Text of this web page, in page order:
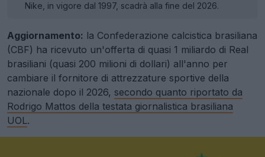
Nike, in vigore dal 1997, scadrà alla fine del 2026.
Aggiornamento: la Confederazione calcistica brasiliana
(CBF) ha ricevuto un'offerta di quasi 1 miliardo di Real
brasiliani (quasi 200 milioni di dollari) all'anno per
cambiare il fornitore di attrezzature sportive della
nazionale dopo il 2026, secondo quanto riportato da
Rodrigo Mattos della testata giornalistica brasiliana
UOL.